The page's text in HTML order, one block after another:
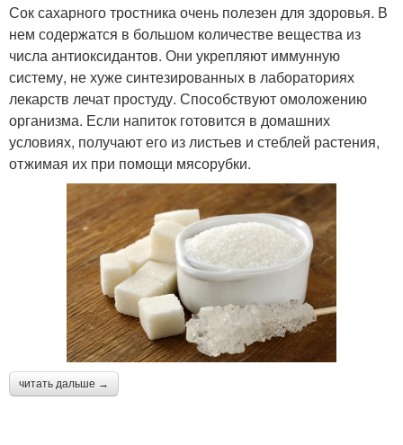
Сок сахарного тростника очень полезен для здоровья. В
нем содержатся в большом количестве вещества из
числа антиоксидантов. Они укрепляют иммунную
систему, не хуже синтезированных в лабораториях
лекарств лечат простуду. Способствуют омоложению
организма. Если напиток готовится в домашних
условиях, получают его из листьев и стеблей растения,
отжимая их при помощи мясорубки.
читать дальше →